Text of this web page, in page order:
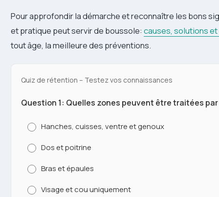
Pour approfondir la démarche et reconnaître les bons
et pratique peut servir de boussole: causes, solutions
tout âge, la meilleure des préventions.
Quiz de rétention – Testez vos connaissances
Question 1: Quelles zones peuvent être traitées
Hanches, cuisses, ventre et genoux
Dos et poitrine
Bras et épaules
Visage et cou uniquement